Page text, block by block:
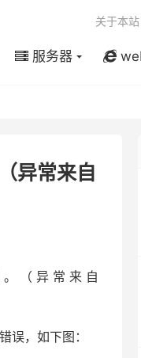
服务器
关于本站
异常来自
（异常来自
误，如下图：